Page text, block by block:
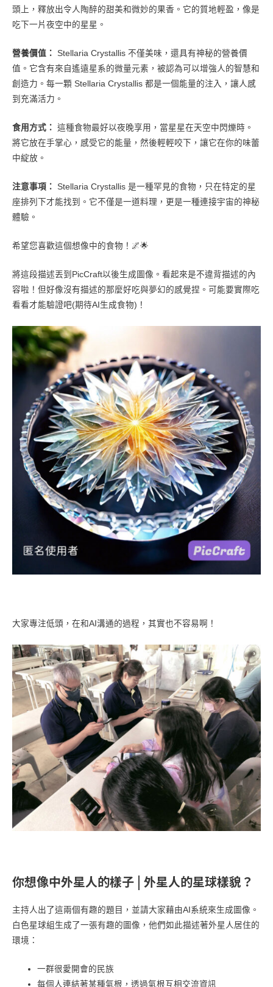
頭上，釋放出令人陶醉的甜美和微妙的果香。它的質地輕盈，像是
吃下一片夜空中的星星。
營養價值：
Stellaria Crystallis 不僅美味，還具有神秘的營養價
值。它含有來自遙遠星系的微量元素，被認為可以增強人的智慧和
創造力。每一顆 Stellaria Crystallis 都是一個能量的注入，讓人感
到充滿活力。
食用方式： 這種食物最好以夜晚享用，當星星在天空中閃爍時。
將它放在手掌心，感受它的能量，然後輕輕咬下，讓它在你的味蕾
中綻放。
注意事項：
Stellaria Crystallis 是一種罕見的食物，只在特定的星
座排列下才能找到。它不僅是一道料理，更是一種連接宇宙的神秘
體驗。
希望您喜歡這個想像中的食物！🌌🌟
將這段描述丟到PicCraft以後生成圖像。看起來是不違背描述的內
容啦！但好像沒有描述的那麼好吃與夢幻的感覺捏。可能要實際吃
看看才能驗證吧(期待AI生成食物)！
大家專注低頭，在和AI溝通的過程，其實也不容易啊！
你想像中外星人的樣子 | 外星人的星球樣貌？
主持人出了這兩個有趣的題目，並請大家藉由AI系統來生成圖像。
白色星球組生成了一張有趣的圖像，他們如此描述著外星人居住的
環境：
一群很愛開會的民族
每個人連結著某種氣根，透過氣根互相交流資訊